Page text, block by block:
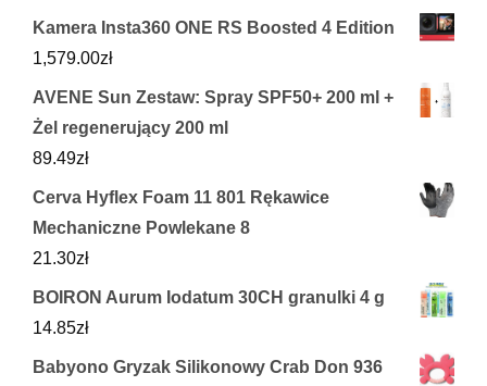
Kamera Insta360 ONE RS Boosted 4 Edition
1,579.00zł
AVENE Sun Zestaw: Spray SPF50+ 200 ml +
Żel regenerujący 200 ml
89.49zł
Cerva Hyflex Foam 11 801 Rękawice
Mechaniczne Powlekane 8
21.30zł
BOIRON Aurum Iodatum 30CH granulki 4 g
14.85zł
Babyono Gryzak Silikonowy Crab Don 936